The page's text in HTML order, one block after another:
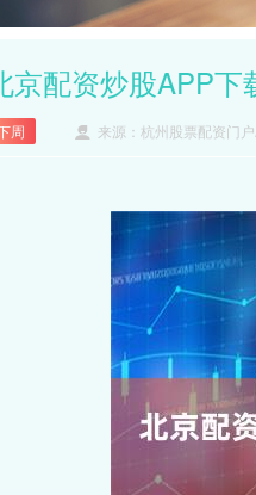
京配资炒股APP下
周 来源：杭州股票配资门